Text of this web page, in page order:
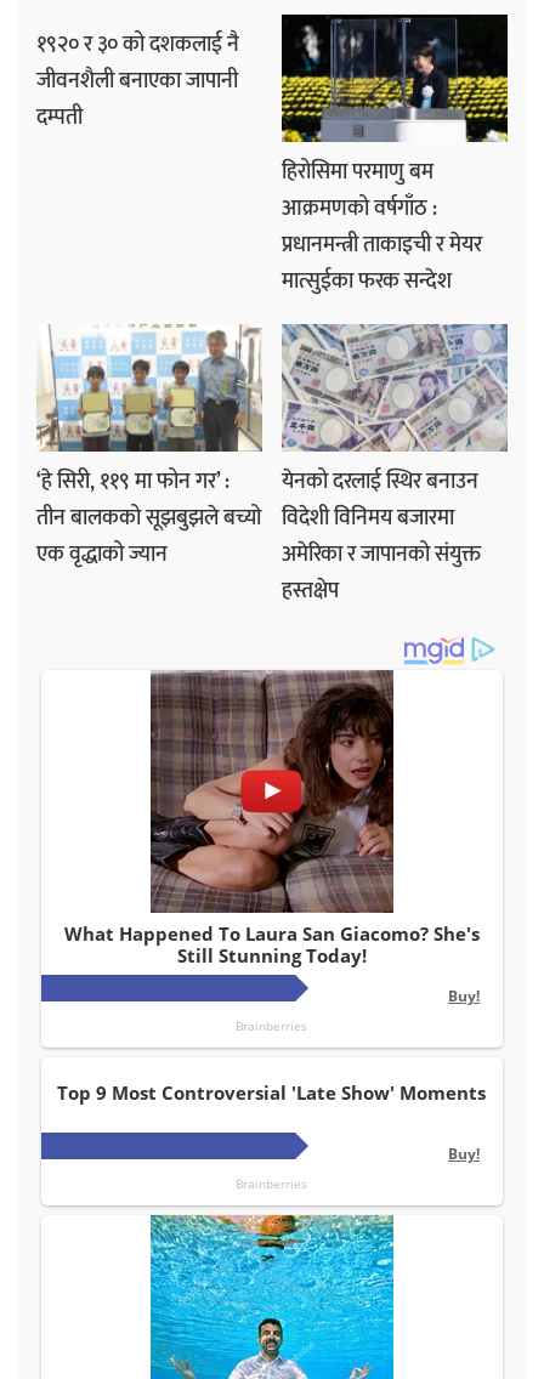
१९२० र ३० को दशकलाई नै
जीवनशैली बनाएका जापानी
दम्पती
हिरोसिमा परमाणु बम
आक्रमणको वर्षगाँठ :
प्रधानमन्त्री ताकाइची र मेयर
मात्सुईका फरक सन्देश
‘हे सिरी, ११९ मा फोन गर’ :
तीन बालकको सूझबुझले बच्यो
एक वृद्धाको ज्यान
येनको दरलाई स्थिर बनाउन
विदेशी विनिमय बजारमा
अमेरिका र जापानको संयुक्त
हस्तक्षेप